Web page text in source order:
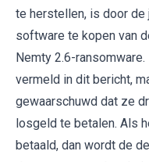
te herstellen, is door
software te kopen van
Nemty 2.6-
vermeld in dit bericht,
gewaarschuwd dat ze
losgeld te betalen. Als
betaald, dan wordt de